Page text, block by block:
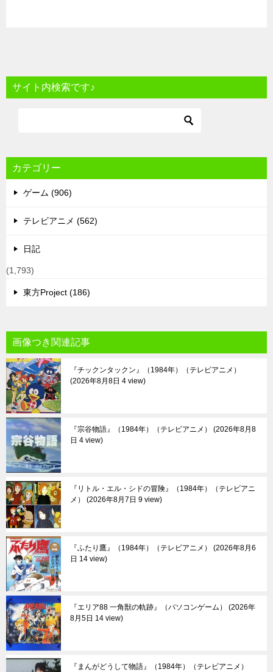
サイト内検索です♪
カテゴリー
ゲーム (906)
テレビアニメ (562)
日記
(1,793)
東方Project (186)
画像つき関連記事
『チックンタックン』（1984年）（テレビアニメ）
2026年8月8日 4 view
『宗谷物語』（1984年）（テレビアニメ）
2026年8月8
日 4 view
『リトル・エル・シドの冒険』（1984年）（テレビアニ
メ）
2026年8月7日 9 view
『ふたり鷹』（1984年）（テレビアニメ）
2026年8月6
日 14 view
『エリア88 一角獣の軌跡』（パソコンゲーム）
2026年
8月5日 14 view
『まんがどうして物語』（1984年）（テレビアニメ）